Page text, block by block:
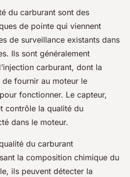
du carburant sont des
de pointe qui viennent
de surveillance existants dans
Ils sont généralement
carburant, dont la
fournir au moteur le
fonctionner. Le capteur,
contrôle la qualité du
dans le moteur.
du carburant
la composition chimique du
ils peuvent détecter la